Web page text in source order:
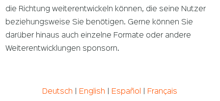
die Richtung weiterentwickeln können, die seine Nutzer
beziehungsweise Sie benötigen. Gerne können Sie
darüber hinaus auch einzelne Formate oder andere
Weiterentwicklungen sponsorn.
Deutsch English Español Français